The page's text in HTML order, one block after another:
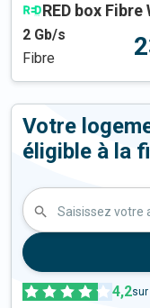
RED box Fibre
2 Gb/s
Fibre
Votre
éligible à la
Saisissez votre
4,2sur